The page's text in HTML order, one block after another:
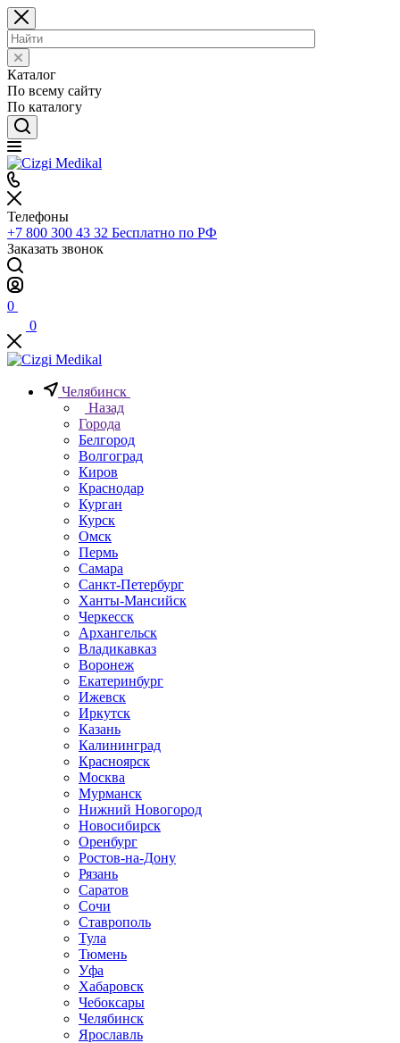
Каталог
По всему сайту
По каталогу
Телефоны
+7 800 300 43 32 Бесплатно по РФ
Заказать звонок
0
0
Челябинск
Назад
Города
Белгород
Волгоград
Киров
Краснодар
Курган
Курск
Омск
Пермь
Самара
Санкт-Петербург
Ханты-Мансийск
Черкесск
Архангельск
Владикавказ
Воронеж
Екатеринбург
Ижевск
Иркутск
Казань
Калининград
Красноярск
Москва
Мурманск
Нижний Новогород
Новосибирск
Оренбург
Ростов-на-Дону
Рязань
Саратов
Сочи
Ставрополь
Тула
Тюмень
Уфа
Хабаровск
Чебоксары
Челябинск
Ярославль